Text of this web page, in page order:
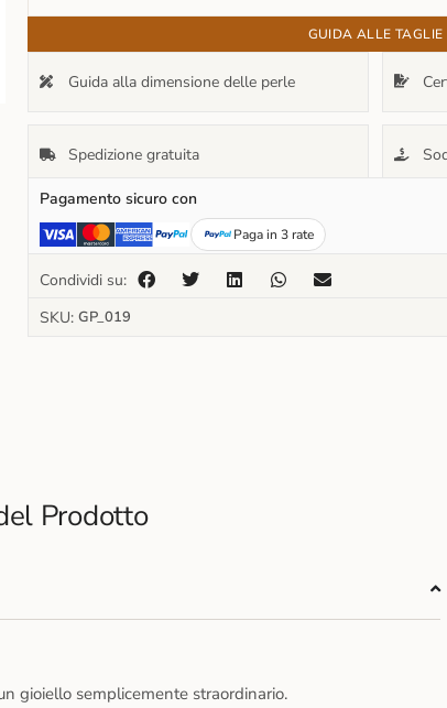
del
e
diamante
perle
e
del
GUIDA ALLE TAGLIE
Guida alla dimensione delle perle
Spedizione gratuita
Pagamento sicuro con
Paga in 3 rate
Condividi su:
SKU: GP_019
Prodotto
gioiello semplicemente straordinario.